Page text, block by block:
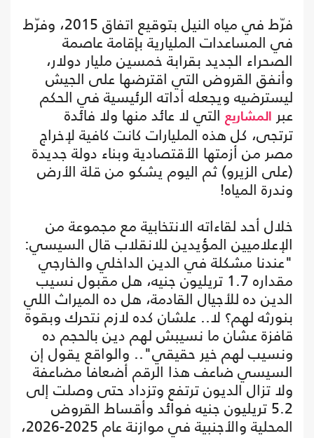
فرّط في مياه النيل بتوقيع اتفاق 2015، وفرّط
في المساعدات المليارية بإقامة عاصمة
الصحراء الجديد بقرابة خمسين مليار دولار،
وأنفق القروض التي اقترضها على الجيش
ليسترضيه ويجعله أداته الرئيسية في الحكم
عبر المشاريع التي لا عائد منها ولا فائدة
ترتجى، كل هذه المليارات كانت كافية لإخراج
مصر من أزمتها الأقتصادية وبناء دولة جديدة
(على الزيرو) ثم اليوم يشكو من قلة الأرض
وندرة المياه!
خلال أحد لقاءاته الانتخابية مع مجموعة من
الإعلاميين المؤيدين للانقلاب قال السيسي:
"عندنا مشكلة في الدين الداخلي والخارجي
مقداره 1.7 تريليون جنيه، هل مقبول نسيب
الدين ده للأجيال القادمة، هل ده الميراث اللي
بنورثه لهم؟ لا.. علشان كده لازم نتحرك وبقوة
قافزة عشان ما نسيبش لهم دين بالحجم ده
ونسيب لهم خير حقيقي".. والواقع يقول إن
السيسي ضاعف هذا الرقم أضعافا مضاعفة
ولا تزال الديون ترتفع وتزداد حتى وصلت إلى
5.2 تريليون جنيه فوائد وأقساط القروض
المحلية والأجنبية في موازنة عام 2025-2026،